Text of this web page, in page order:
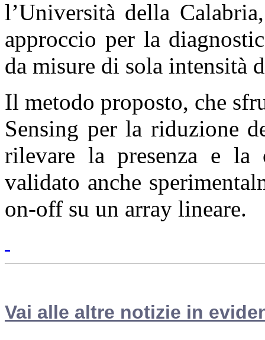
l’Università della
approccio per la
da misure di sola intensità
Il metodo proposto, che
Sensing per la riduzione
rilevare la presenza e la
validato anche
on-off su un array lineare.
Vai alle altre notizie in